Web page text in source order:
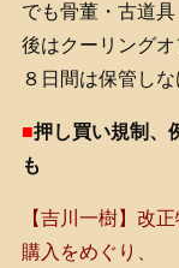
でも骨董・古道
後はクーリング
８日間は保管し
■押し買い規制、
も
【吉川一樹】改
購入をめぐり、